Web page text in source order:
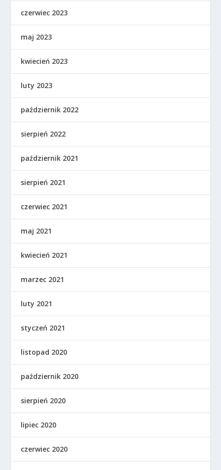
czerwiec 2023
maj 2023
kwiecień 2023
luty 2023
październik 2022
sierpień 2022
październik 2021
sierpień 2021
czerwiec 2021
maj 2021
kwiecień 2021
marzec 2021
luty 2021
styczeń 2021
listopad 2020
październik 2020
sierpień 2020
lipiec 2020
czerwiec 2020